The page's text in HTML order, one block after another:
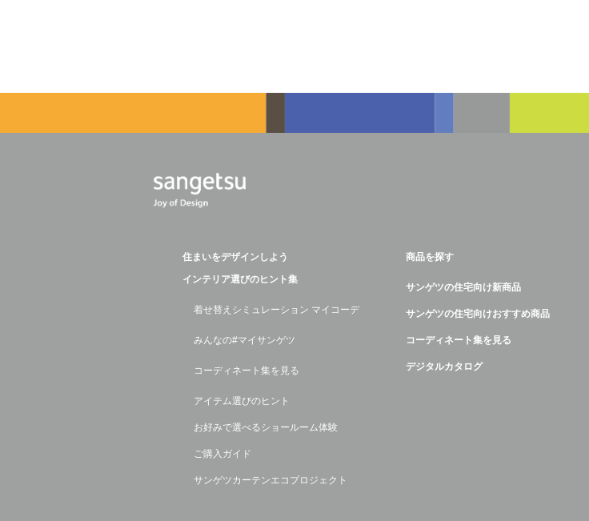
住まいをデザインしよう
インテリア選びのヒント集
着せ替えシミュレーション マイコーデ
みんなの#マイサンゲツ
コーディネート集を見る
アイテム選びのヒント
お好みで選べるショールーム体験
ご購入ガイド
サンゲツカーテンエコプロジェクト
商品を探す
サンゲツの住宅向け新商品
サンゲツの住宅向けおすすめ商品
コーディネート集を見る
デジタルカタログ